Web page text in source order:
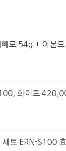
로 54g + 아몬
화이트
세트 ERN-